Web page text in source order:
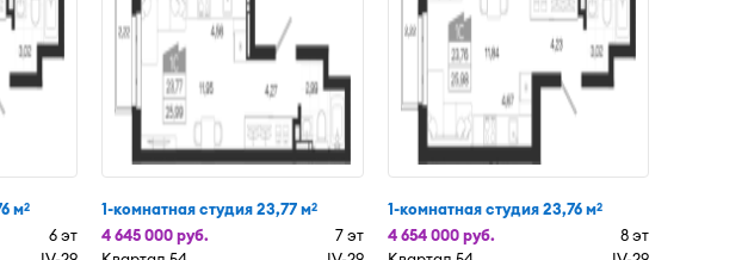
м2
6 эт
1-комнатная студия 23,77 м2
4 645 000 руб.
7 эт
1-комнатная студия 23,76 м2
4 654 000 руб.
8 эт